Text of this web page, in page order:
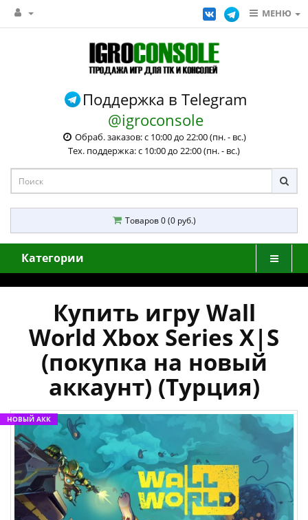
МЕНЮ
Поддержка в Telegram
@igroconsole
Обраб. заказов: с 10:00 до 22:00 (пн. - вс.)
Тех. поддержка: с 10:00 до 22:00 (пн. - вс.)
Товаров 0 (0 руб.)
Категории
Купить игру Wall
World Xbox Series X|S
(покупка на новый
аккаунт) (Турция)
НОВЫЙ АКК